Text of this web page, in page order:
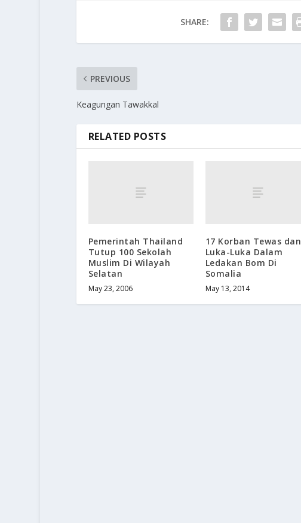
SHARE:
PREVIOUS
Keagungan Tawakkal
RELATED POSTS
Pemerintah Thailand
Tutup 100 Sekolah
Muslim Di Wilayah
Selatan
May 23, 2006
17 Korban Tewas dan
Luka-Luka Dalam
Ledakan Bom Di
Somalia
May 13, 2014